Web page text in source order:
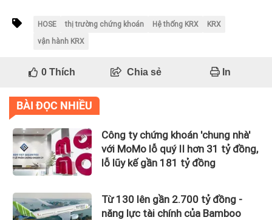
HOSE thị trường chứng khoán Hệ thống KRX
KRX
vận hành KRX
0Thích Chia sẻ In
BÀI ĐỌC NHIỀU
Công ty chứng khoán 'chung nhà'
với MoMo lỗ quý II hơn 31 tỷ đồng,
lỗ lũy kế gần 181 tỷ đồng
Từ 130 lên gần 2.700 tỷ đồng -
năng lực tài chính của Bamboo